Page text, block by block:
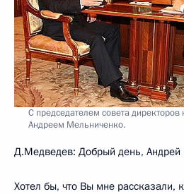
С председателем совета
Андреем Мельниченко.
Д.Медведев: Добрый день, Андрей
Хотел бы, что Вы мне рассказали,